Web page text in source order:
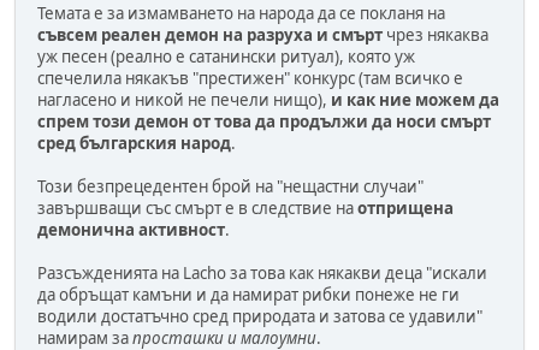
Темата е за измамването на народа да се покланя на
съвсем реален демон на разруха и смърт чрез някаква
уж песен (реално е сатанински ритуал), която уж
спечелила някакъв "престижен" конкурс (там всичко е
нагласено и никой не печели нищо), и как ние можем да
спрем този демон от това да продължи да носи смърт
сред българския народ.
Този безпрецедентен брой на "нещастни случаи"
завършващи със смърт е в следствие наотприщена
демонична активност.
Разсъжденията на Lacho за това как някакви деца "искали
да обръщат камъни и да намират рибки понеже не ги
водили достатъчно сред природата и затова се удавили"
намирам запросташки и малоумни.